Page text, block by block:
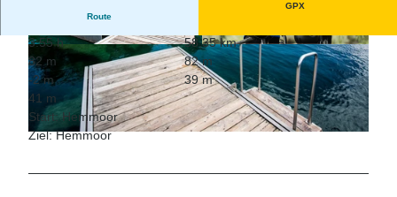
© Florian Trykowski, Cuxland-Tourismus, Florian Trykowski |
© Florian Trykowski, Cuxland-Tourismus, Floria
n Trykowski |CC-BY-SA
© Nele Martensen, Cuxland-Tourismus, Fotogr
afin Nele Martensen |CC-BY-SA
Route
GPX
3:55 h
58,35 km
82 m
82 m
-2 m
39 m
41 m
Start: Hemmoor
Ziel: Hemmoor